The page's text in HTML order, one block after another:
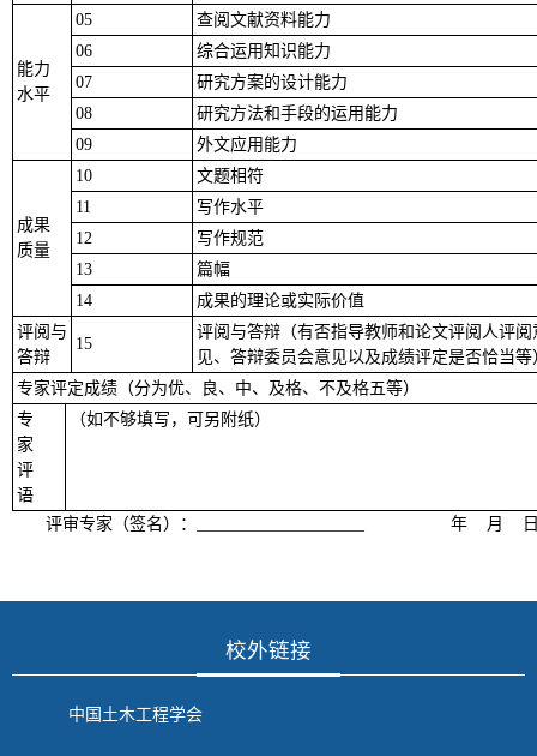
能力
水平
05
查阅文献资料能力
06
综合运用知识能力
07
研究方案的设计能力
08
研究方法和手段的运用能力
09
外文应用能力
成果
质量
10
文题相符
11
写作水平
12
写作规范
13
篇幅
14
成果的理论或实际价值
评阅与
答辩
15
评阅与答辩（有否指导教师和论文评阅人评阅
见、答辩委员会意见以及成绩评定是否恰当等
专家评定成绩（分为优、良、中、及格、不及格五等）
专
家
评
语
（如不够填写，可另附纸）
评审专家（签名）： 年 月
校外链接
中国土木工程学会